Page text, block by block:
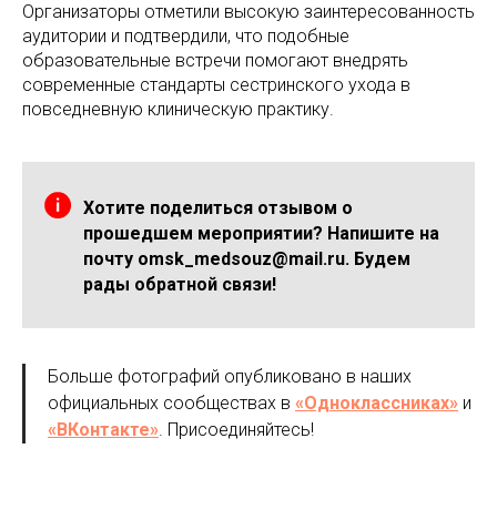
Организаторы отметили высокую заинтересованность
аудитории и подтвердили, что подобные
образовательные встречи помогают внедрять
современные стандарты сестринского ухода в
повседневную клиническую практику.
Хотите поделиться отзывом о
прошедшем мероприятии? Напишите на
почту omsk_medsouz@mail.ru. Будем
рады обратной связи!
Больше фотографий опубликовано в наших
официальных сообществах в «Одноклассниках» и
«ВКонтакте». Присоединяйтесь!